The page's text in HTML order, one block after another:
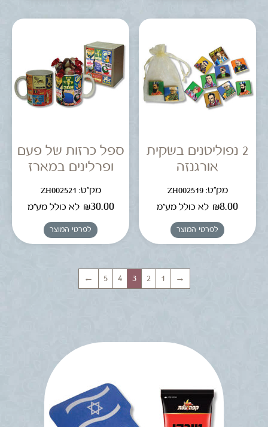
2 נפוליטנים בשקית
אורגנזה
מק"ט: ZH002519
₪8.00 לא כולל מע"מ
לפרטי המוצר
ספל כרזות של פעם
ופרלינים במארז
מק"ט: ZH002521
₪30.00 לא כולל מע"מ
לפרטי המוצר
→
1
2
3
4
5
←